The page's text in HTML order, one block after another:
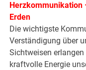
Herzkommunikation
Erden
Die wichtigste
Verständigung über
Sichtweisen
kraftvolle Energie